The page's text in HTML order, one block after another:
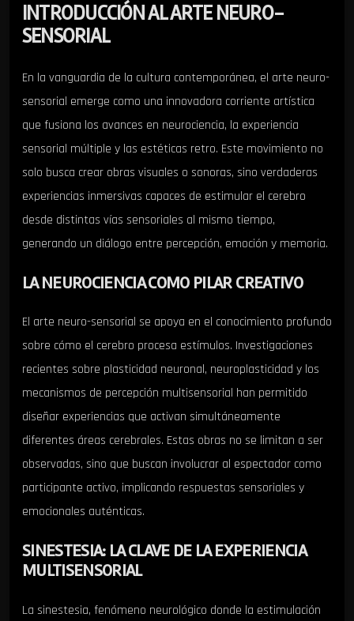
INTRODUCCIÓN AL ARTE NEURO-
SENSORIAL
En la vanguardia de la cultura contemporánea, el arte neuro-
sensorial emerge como una innovadora corriente artística
que fusiona los avances en neurociencia, la experiencia
sensorial múltiple y las estéticas retro. Este movimiento no
solo busca crear obras visuales o sonoras, sino verdaderas
experiencias inmersivas capaces de estimular el cerebro
desde distintas vías sensoriales al mismo tiempo,
generando un diálogo entre percepción, emoción y memoria.
LA NEUROCIENCIA COMO PILAR CREATIVO
El arte neuro-sensorial se apoya en el conocimiento profundo
sobre cómo el cerebro procesa estímulos. Investigaciones
recientes sobre plasticidad neuronal, neuroplasticidad y los
mecanismos de percepción multisensorial han permitido
diseñar experiencias que activan simultáneamente
diferentes áreas cerebrales. Estas obras no se limitan a ser
observadas, sino que buscan involucrar al espectador como
participante activo, implicando respuestas sensoriales y
emocionales auténticas.
SINESTESIA: LA CLAVE DE LA EXPERIENCIA
MULTISENSORIAL
La sinestesia, fenómeno neurológico donde la estimulación